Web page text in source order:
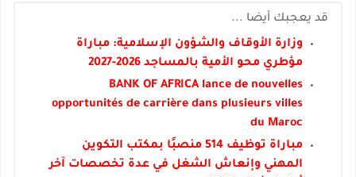
قد يعجبك أيضا ...
وزارة الأوقاف والشؤون الإسلامية: مباراة
مؤطري محو الأمية بالمساجد 2026-2027
BANK OF AFRICA lance de nouvelles
opportunités de carrière dans plusieurs villes
du Maroc
مباراة توظيف 514 منصبًا بمكتب التكوين
المهني وإنعاش الشغل في عدة تخصصات آخر